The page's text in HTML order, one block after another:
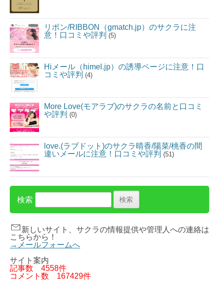
リボン/RIBBON（gmatch.jp）のサクラに注
意！口コミや評判 (5)
Hiメール（himel.jp）の誘導ページに注意！口
コミや評判 (4)
More Love(モアラブ)のサクラの名前と口コミ
や評判 (0)
love.(ラブドット)のサクラ晴香/陽菜/桃香の間
違いメールに注意！口コミや評判 (51)
検索
新しいサイト、サクラの情報提供や管理人への連絡は
こちらから！
→メールフォームへ
サイト案内
記事数 4558件
コメント数 167429件